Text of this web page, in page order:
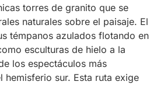
torres de granito que se
naturales sobre el paisaje. El
témpanos azulados flotando en
esculturas de hielo a la
los espectáculos más
hemisferio sur. Esta ruta exige